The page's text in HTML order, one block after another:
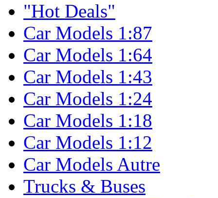
"Hot Deals"
Car Models 1:87
Car Models 1:64
Car Models 1:43
Car Models 1:24
Car Models 1:18
Car Models 1:12
Car Models Autre
Trucks & Buses